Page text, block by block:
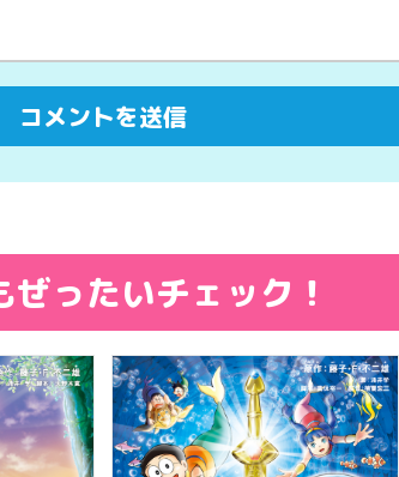
ぜったいチェック！